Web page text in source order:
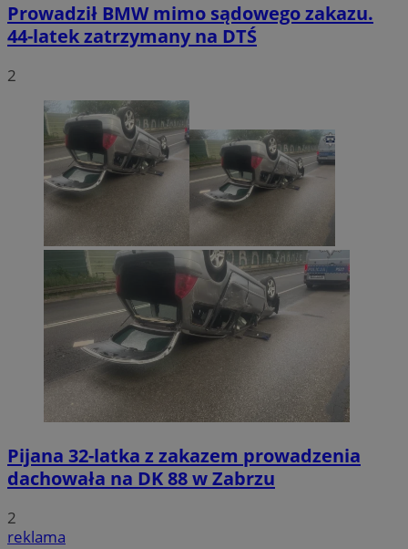
Prowadził BMW mimo sądowego zakazu.
44-latek zatrzymany na DTŚ
2
Pijana 32-latka z zakazem prowadzenia
dachowała na DK 88 w Zabrzu
2
reklama